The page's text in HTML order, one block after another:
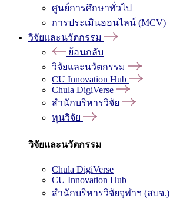
ศูนย์การศึกษาทั่วไป
การประเมินออนไลน์ (MCV)
วิจัยและนวัตกรรม
ย้อนกลับ
วิจัยและนวัตกรรม
CU Innovation Hub
Chula DigiVerse
สำนักบริหารวิจัย
ทุนวิจัย
วิจัยและนวัตกรรม
Chula DigiVerse
CU Innovation Hub
สำนักบริหารวิจัยจุฬาฯ (สบจ.)